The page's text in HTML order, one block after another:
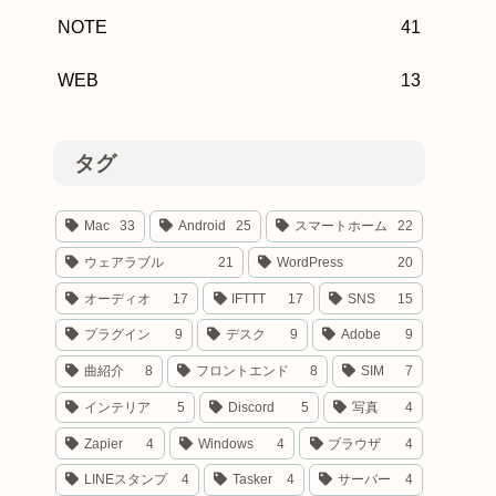
NOTE 41
WEB 13
タグ
Mac 33 Android 25 スマートホーム 22
ウェアラブル 21 WordPress 20
オーディオ 17 IFTTT 17 SNS 15
プラグイン 9 デスク 9 Adobe 9
曲紹介 8 フロントエンド 8 SIM 7
インテリア 5 Discord 5 写真 4
Zapier 4 Windows 4 ブラウザ 4
LINEスタンプ 4 Tasker 4 サーバー 4